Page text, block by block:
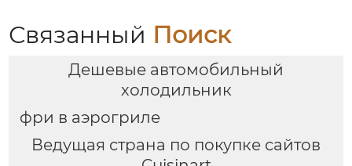
электрическая
воздушная
духовка воздушная
фритюрница
Связанный Поиск
Дешевые автомобильный
холодильник
фри в аэрогриле
Ведущая страна по покупке сайтов